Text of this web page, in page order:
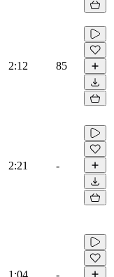
2:12 85
2:21 -
1:04 -